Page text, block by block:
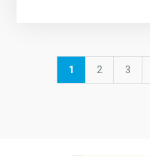
PaginaciónPágina
1 Página
2 3